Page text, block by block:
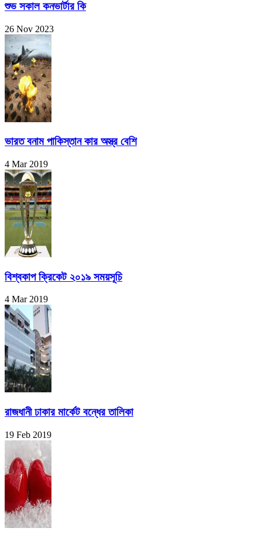
শুভ সকাল কনভার্টার কি
26 Nov 2023
ভারত বনাম পাকিস্তান কার অস্ত্র বেশি
4 Mar 2019
বিশ্বকাপ ক্রিকেট ২০১৯ সময়সূচি
4 Mar 2019
রাজধানী ঢাকার মার্কেট বন্ধের তালিকা
19 Feb 2019